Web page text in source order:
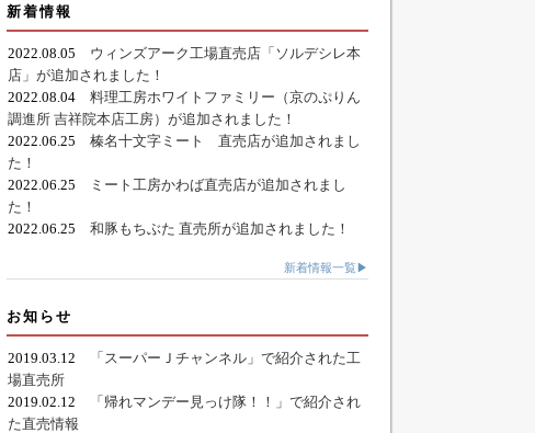
新着情報
2022.08.05 ウィンズアーク工場直売店「ソルデシレ本
店」が追加されました！
2022.08.04 料理工房ホワイトファミリー（京のぷりん
調進所 吉祥院本店工房）が追加されました！
2022.06.25 榛名十文字ミート 直売店が追加されまし
た！
2022.06.25
ミート工房かわば直売店が追加されまし
た！
2022.06.25 和豚もちぶた 直売所が追加されました！
新着情報一覧▶
お知らせ
2019.03.12
「スーパーＪチャンネル」で紹介された工
場直売所
2019.02.12
「帰れマンデー見っけ隊！！」で紹介され
た直売情報